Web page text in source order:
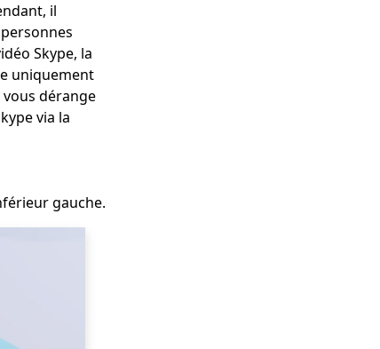
il
Skype, la
uniquement
vous dérange
via la
gauche.